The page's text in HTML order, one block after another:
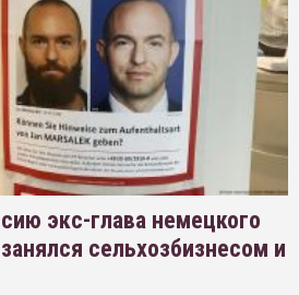
экс-глава немецкого
сельхозбизнесом и